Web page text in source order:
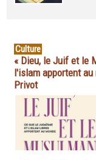
Culture
« Dieu, le Juif et le
l'islam apportent
Privot